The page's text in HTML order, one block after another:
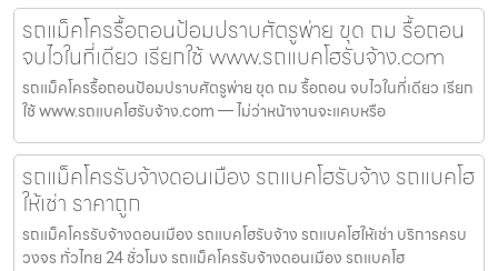
รถแม็คโครรื้อถอนป้อมปราบศัตรูพ่าย ขุด ถม รื้อถอน
จบไวในที่เดียว เรียกใช้ www.รถแบคโฮรับจ้าง.com
รถแม็คโครรื้อถอนป้อมปราบศัตรูพ่าย ขุด ถม รื้อถอน จบไวในที่เดียว เรียก
ใช้ www.รถแบคโฮรับจ้าง.com — ไม่ว่าหน้างานจะแคบหรือ
รถแม็คโครรับจ้างดอนเมือง รถแบคโฮรับจ้าง รถแบคโฮ
ให้เช่า ราคาถูก
รถแม็คโครรับจ้างดอนเมือง รถแบคโฮรับจ้าง รถแบคโฮให้เช่า บริการครบ
วงจร ทั่วไทย 24 ชั่วโมง รถแม็คโครรับจ้างดอนเมือง รถแบคโฮ